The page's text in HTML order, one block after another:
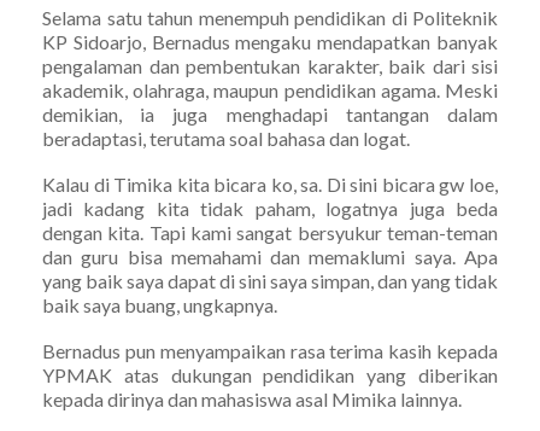
Selama satu tahun menempuh pendidikan di Politeknik
KP Sidoarjo, Bernadus mengaku mendapatkan banyak
pengalaman dan pembentukan karakter, baik dari sisi
akademik, olahraga, maupun pendidikan agama. Meski
demikian, ia juga menghadapi tantangan dalam
beradaptasi, terutama soal bahasa dan logat.
Kalau di Timika kita bicara ko, sa. Di sini bicara gw loe,
jadi kadang kita tidak paham, logatnya juga beda
dengan kita. Tapi kami sangat bersyukur teman-teman
dan guru bisa memahami dan memaklumi saya. Apa
yang baik saya dapat di sini saya simpan, dan yang tidak
baik saya buang, ungkapnya.
Bernadus pun menyampaikan rasa terima kasih kepada
YPMAK atas dukungan pendidikan yang diberikan
kepada dirinya dan mahasiswa asal Mimika lainnya.